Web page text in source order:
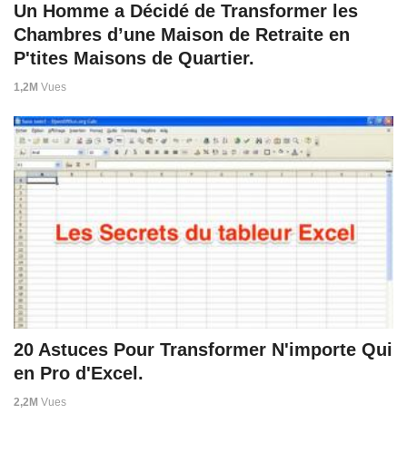
Un Homme a Décidé de Transformer les
Chambres d’une Maison de Retraite en
P'tites Maisons de Quartier.
1,2M Vues
20 Astuces Pour Transformer N'importe Qui
en Pro d'Excel.
2,2M Vues